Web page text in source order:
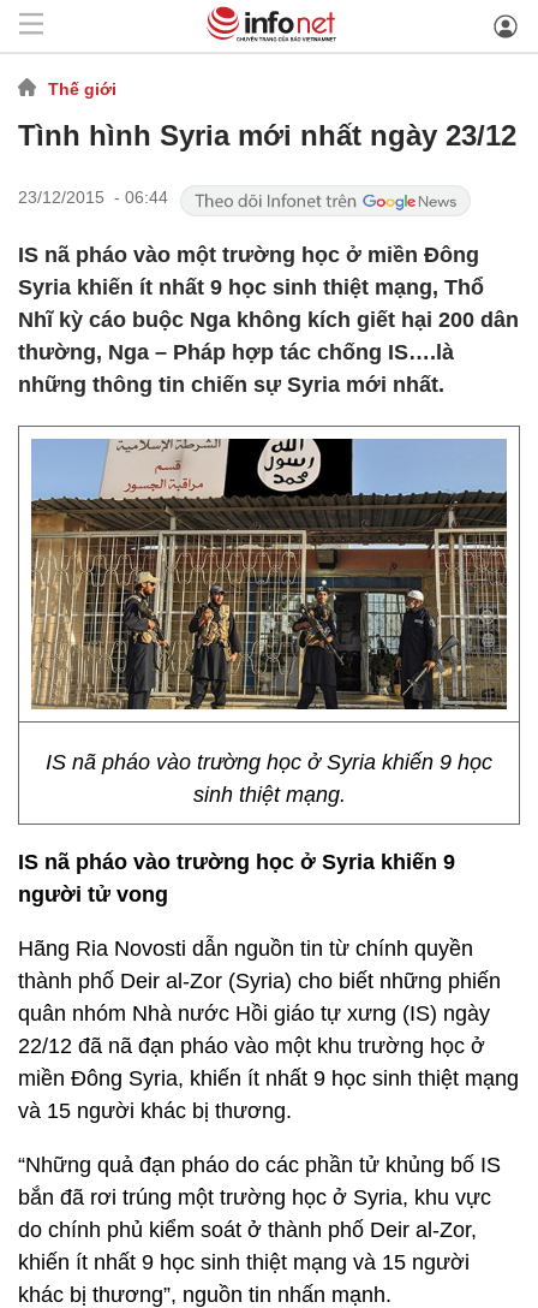
Thế giới
Tình hình Syria mới nhất ngày 23/12
23/12/2015 - 06:44
IS nã pháo vào một trường học ở miền Đông
Syria khiến ít nhất 9 học sinh thiệt mạng, Thổ
Nhĩ kỳ cáo buộc Nga không kích giết hại 200 dân
thường, Nga – Pháp hợp tác chống IS….là
những thông tin chiến sự Syria mới nhất.
IS nã pháo vào trường học ở Syria khiến 9 học
sinh thiệt mạng.
IS nã pháo vào trường học ở Syria khiến 9
người tử vong
Hãng Ria Novosti dẫn nguồn tin từ chính quyền
thành phố Deir al-Zor (Syria) cho biết những phiến
quân nhóm Nhà nước Hồi giáo tự xưng (IS) ngày
22/12 đã nã đạn pháo vào một khu trường học ở
miền Đông Syria, khiến ít nhất 9 học sinh thiệt mạng
và 15 người khác bị thương.
“Những quả đạn pháo do các phần tử khủng bố IS
bắn đã rơi trúng một trường học ở Syria, khu vực
do chính phủ kiểm soát ở thành phố Deir al-Zor,
khiến ít nhất 9 học sinh thiệt mạng và 15 người
khác bị thương”, nguồn tin nhấn mạnh.